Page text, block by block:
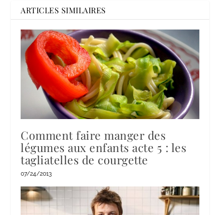
ARTICLES SIMILAIRES
Comment faire manger des
légumes aux enfants acte 5 : les
tagliatelles de courgette
07/24/2013